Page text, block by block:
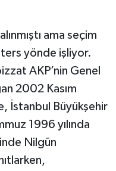
ama seçim
yönde işliyor.
AKP’nin Genel
2002 Kasım
İstanbul Büyükşehir
1996 yılında
Nilgün